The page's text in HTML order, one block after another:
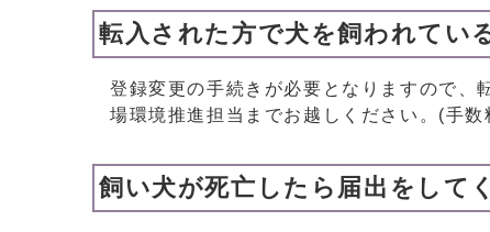
転入された方で犬を飼われてい
登録変更の手続きが必要となりますので、
場環境推進担当までお越しください。(手
飼い犬が死亡したら届出をして